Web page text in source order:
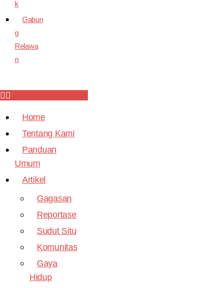
k
Gabun
g
Relawa
n
Home
Tentang Kami
Panduan
Umum
Artikel
Gagasan
Reportase
Sudut Situ
Komunitas
Gaya
Hidup